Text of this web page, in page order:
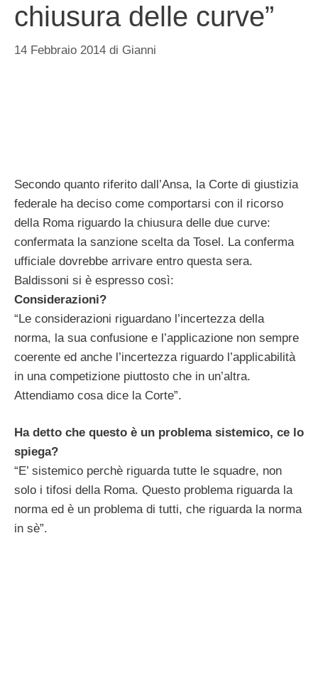
chiusura delle curve”
14 Febbraio 2014 di Gianni
Secondo quanto riferito dall’Ansa, la Corte di giustizia
federale ha deciso come comportarsi con il ricorso
della Roma riguardo la chiusura delle due curve:
confermata la sanzione scelta da Tosel. La conferma
ufficiale dovrebbe arrivare entro questa sera.
Baldissoni si è espresso così:
Considerazioni?
“Le considerazioni riguardano l’incertezza della
norma, la sua confusione e l’applicazione non sempre
coerente ed anche l’incertezza riguardo l’applicabilità
in una competizione piuttosto che in un’altra.
Attendiamo cosa dice la Corte”.
Ha detto che questo è un problema sistemico, ce lo
spiega?
“E’ sistemico perchè riguarda tutte le squadre, non
solo i tifosi della Roma. Questo problema riguarda la
norma ed è un problema di tutti, che riguarda la norma
in sè”.